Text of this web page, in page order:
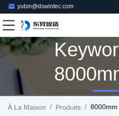
yubin@dswintec.com
Film
À La Maison / Produits /